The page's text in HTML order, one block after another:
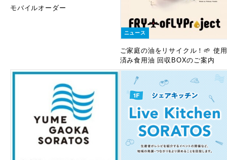
モバイルオーダー
ニュース
ご家庭の油をリサイクル！🌱 使用
済み食用油 回収BOXのご案内